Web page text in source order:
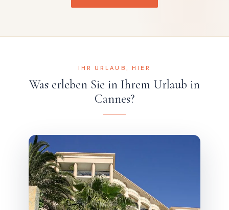
IHR URLAUB, HIER
Was erleben Sie in Ihrem Urlaub in
Cannes?